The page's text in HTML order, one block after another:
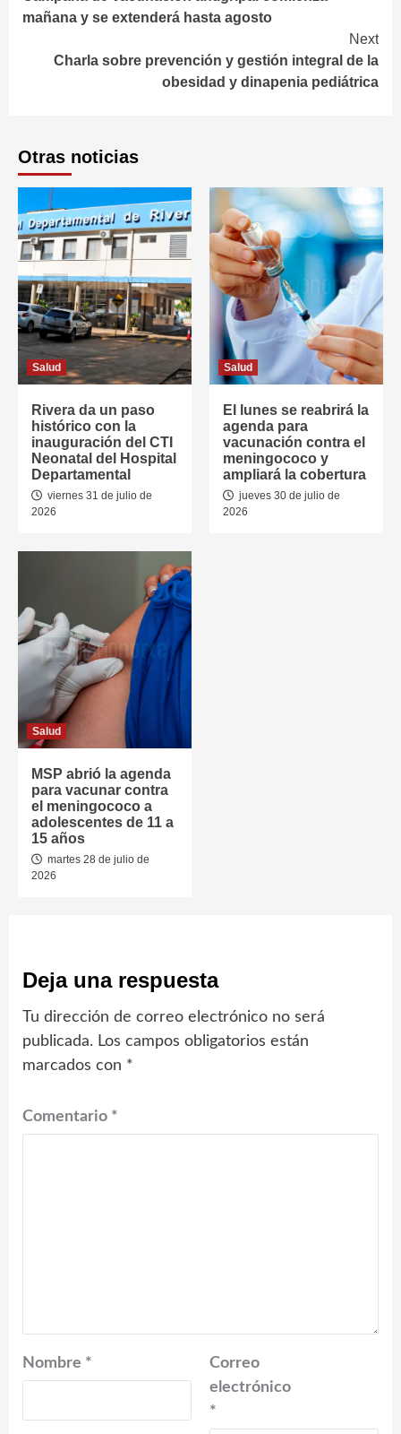
Reading
mañana y se extenderá hasta agosto
Next
Charla sobre prevención y gestión integral de la
obesidad y dinapenia pediátrica
Otras noticias
Salud
Rivera da un paso
histórico con la
inauguración del CTI
Neonatal del Hospital
Departamental
viernes 31 de julio de
2026
Salud
El lunes se reabrirá la
agenda para
vacunación contra el
meningococo y
ampliará la cobertura
jueves 30 de julio de
2026
Salud
MSP abrió la agenda
para vacunar contra
el meningococo a
adolescentes de 11 a
15 años
martes 28 de julio de
2026
Deja una respuesta
Tu dirección de correo electrónico no será
publicada. Los campos obligatorios están
marcados con *
Comentario *
Nombre *
Correo
electrónico
*